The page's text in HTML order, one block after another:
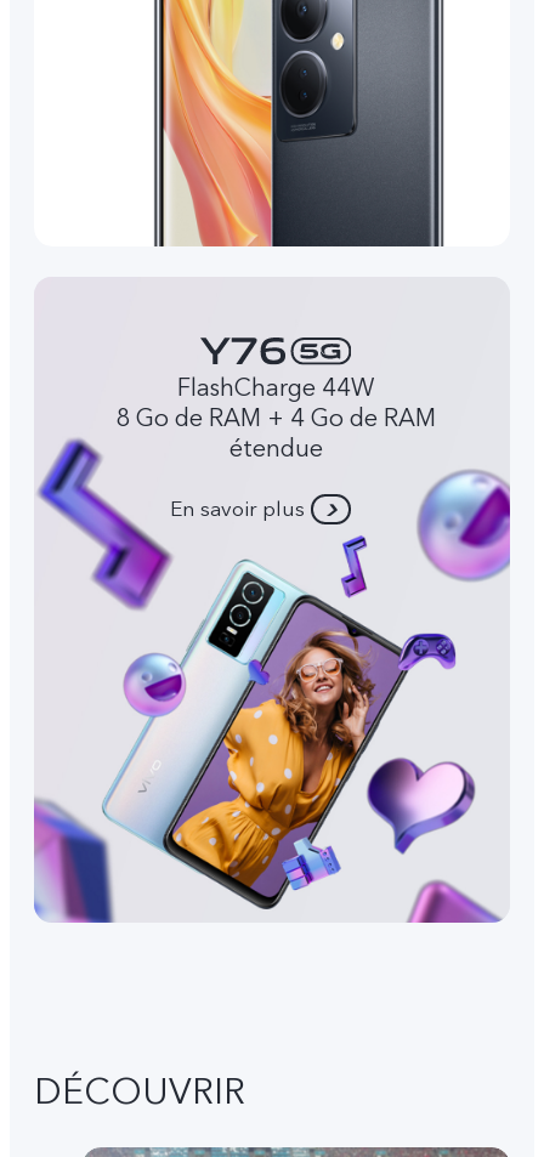
FlashCharge 44W
8 Go de RAM + 4 Go de RAM
étendue
En savoir plus
DÉCOUVRIR